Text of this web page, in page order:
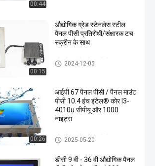
00:44
00:15
औद्योगिक ग्रेड स्टेनलेस स्टील
पैनल पीसी प्रतिरोधी/संक्षारक टच
स्क्रीन के साथ
स्टेनलेस स्टील पैनल पीसी
2024-12-05
00:26
आईपी ​​67 पैनल पीसी / पैनल माउंट
पीसी 10.4 इंच इंटेल® कोर I3-
4010u सीपीयू और 1000
नाइट्स
स्टेनलेस स्टील पैनल पीसी
2025-05-20
डीसी 9 वी - 36 वी औद्योगिक पैनल